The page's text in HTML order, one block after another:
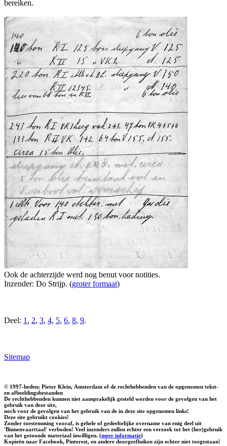
bereiken.
Ook de achterzijde werd nog benut voor notities.
Inzender: Do Strijp. (groter formaat)
Deel: 1 , 2, 3, 4, 5, 6, 8, 9.
Sitemap
© 1997-heden; Pieter Klein, Amsterdam of de rechthebbenden van de opgenomen tekst-
en afbeeldingsbestanden
De rechthebbenden kunnen niet aansprakelijk gesteld worden voor de gevolgen van het
gebruik van deze site,
noch voor de gevolgen van het gebruik van de in deze site opgenomen links!
Deze site gebruikt cookies!
Zonder toestemming vooraf, is gehele of gedeeltelijke overname van enig deel uit
'Binnenvaarttaal' verboden! Veel inzenders zullen echter een verzoek tot het (her)gebruik
van het getoonde materiaal inwilligen. (meer informatie)
Kopieën naar Facebook, Pinterest, en andere doorgeefluiken zijn echter niet toegestaan!